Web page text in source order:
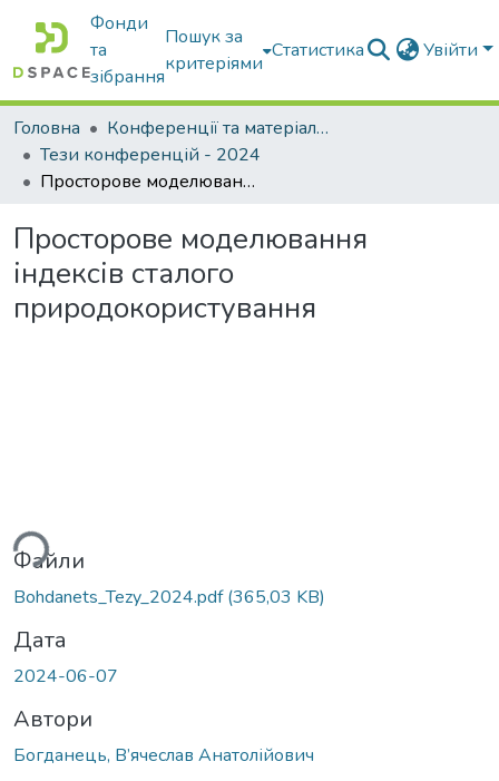
Фонди
та
зібрання
Пошук за
критеріями
Статистика Увійти
Головна
Конференції та матеріали конференцій
Тези конференцій - 2024
Просторове моделювання індексів сталого природокористування
Просторове моделювання
індексів сталого
природокористування
Файли
Bohdanets_Tezy_2024.pdf(365,03 KB)
Дата
2024-06-07
Автори
Богданець, В’ячеслав Анатолійович